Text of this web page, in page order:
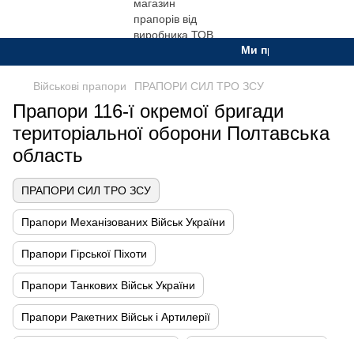
Ми працюємо. Все
Військові прапори ПРАПОРИ СИЛ ТРО ЗСУ
Прапори 116-ї окремої бригади
територіальної оборони Полтавська
область
ПРАПОРИ СИЛ ТРО ЗСУ
Прапори Механізованих Військ України
Прапори Гірської Піхоти
Прапори Танкових Військ України
Прапори Ракетних Військ і Артилерії